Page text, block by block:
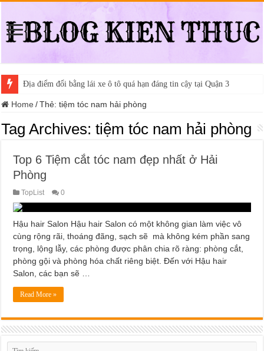
Địa điểm đổi bằng lái xe ô tô quá hạn đáng tin cậy tại Quận 3
Home / Thẻ:tiệm tóc nam hải phòng
Tag Archives:tiệm tóc nam hải phòng
Top 6 Tiệm cắt tóc nam đẹp nhất ở Hải
Phòng
TopList 0
Hậu hair Salon Hậu hair Salon có một không gian làm việc vô
cùng rộng rãi, thoáng đãng, sạch sẽ mà không kém phần sang
trọng, lộng lẫy, các phòng được phân chia rõ ràng: phòng cắt,
phòng gội và phòng hóa chất riêng biệt. Đến với Hậu hair
Salon, các bạn sẽ …
Read More »